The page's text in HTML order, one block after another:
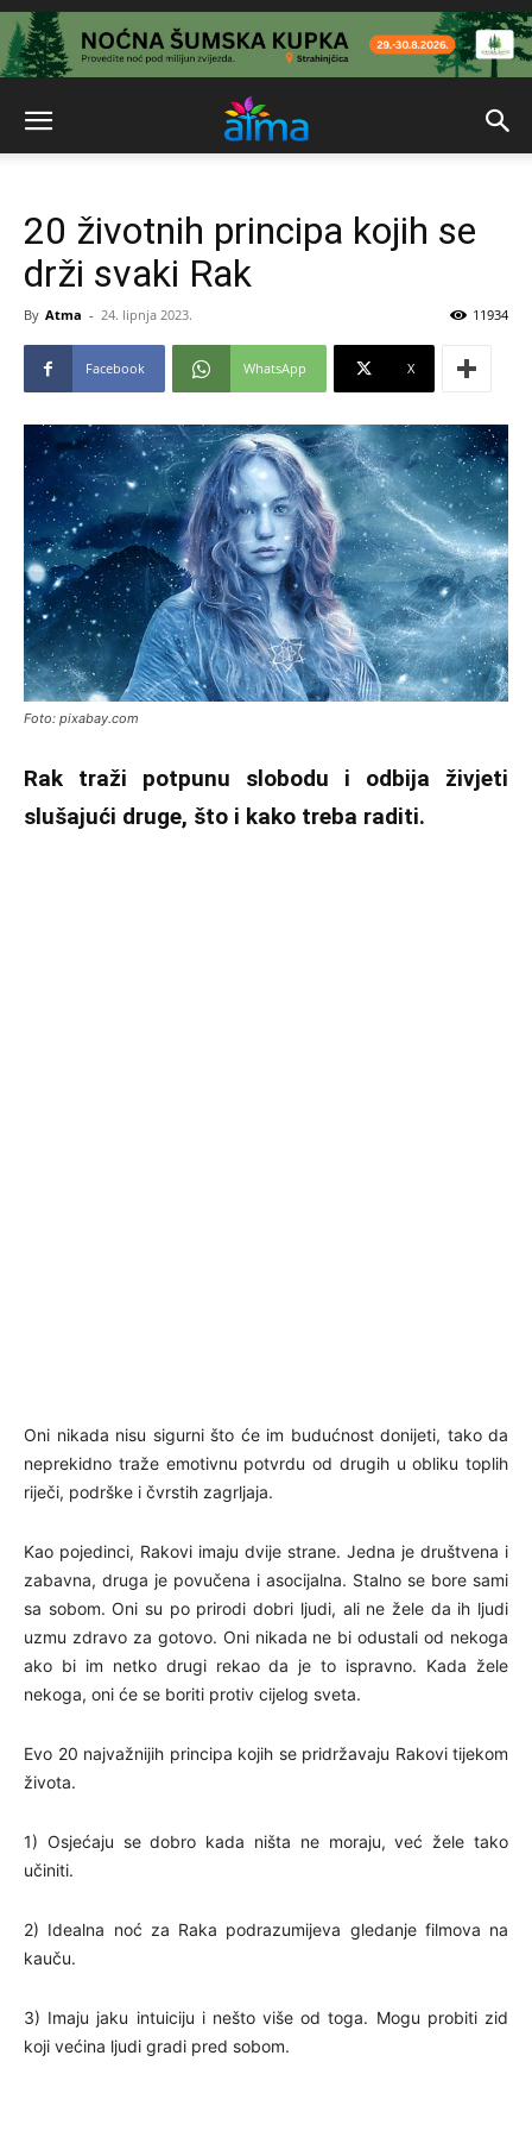
20 životnih principa kojih se
drži svaki Rak
By Atma - 24. lipnja 2023. 11934
Facebook WhatsApp X
Foto: pixabay.com
Rak traži potpunu slobodu i odbija živjeti
slušajući druge, što i kako treba raditi.
Oni nikada nisu sigurni što će im budućnost donijeti, tako da
neprekidno traže emotivnu potvrdu od drugih u obliku toplih
riječi, podrške i čvrstih zagrljaja.
Kao pojedinci, Rakovi imaju dvije strane. Jedna je društvena i
zabavna, druga je povučena i asocijalna. Stalno se bore sami
sa sobom. Oni su po prirodi dobri ljudi, ali ne žele da ih ljudi
uzmu zdravo za gotovo. Oni nikada ne bi odustali od nekoga
ako bi im netko drugi rekao da je to ispravno. Kada žele
nekoga, oni će se boriti protiv cijelog sveta.
Evo 20 najvažnijih principa kojih se pridržavaju Rakovi tijekom
života.
1) Osjećaju se dobro kada ništa ne moraju, već žele tako
učiniti.
2) Idealna noć za Raka podrazumijeva gledanje filmova na
kauču.
3) Imaju jaku intuiciju i nešto više od toga. Mogu probiti zid
koji većina ljudi gradi pred sobom.